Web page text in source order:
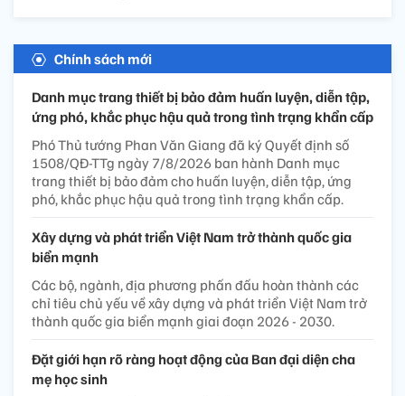
Chính sách mới
Danh mục trang thiết bị bảo đảm huấn luyện, diễn tập,
ứng phó, khắc phục hậu quả trong tình trạng khẩn cấp
Phó Thủ tướng Phan Văn Giang đã ký Quyết định số
1508/QĐ-TTg ngày 7/8/2026 ban hành Danh mục
trang thiết bị bảo đảm cho huấn luyện, diễn tập, ứng
phó, khắc phục hậu quả trong tình trạng khẩn cấp.
Xây dựng và phát triển Việt Nam trở thành quốc gia
biển mạnh
Các bộ, ngành, địa phương phấn đấu hoàn thành các
chỉ tiêu chủ yếu về xây dựng và phát triển Việt Nam trở
thành quốc gia biển mạnh giai đoạn 2026 - 2030.
Đặt giới hạn rõ ràng hoạt động của Ban đại diện cha
mẹ học sinh